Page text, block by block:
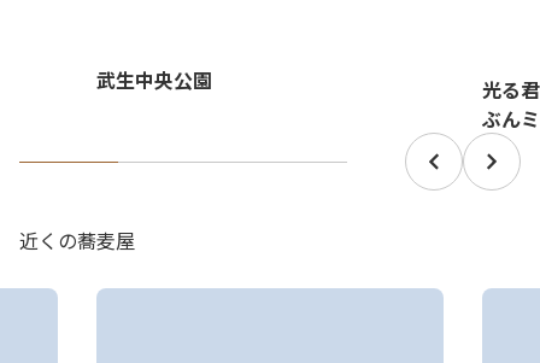
武生中央公園
光る
ぶん
近くの蕎麦屋